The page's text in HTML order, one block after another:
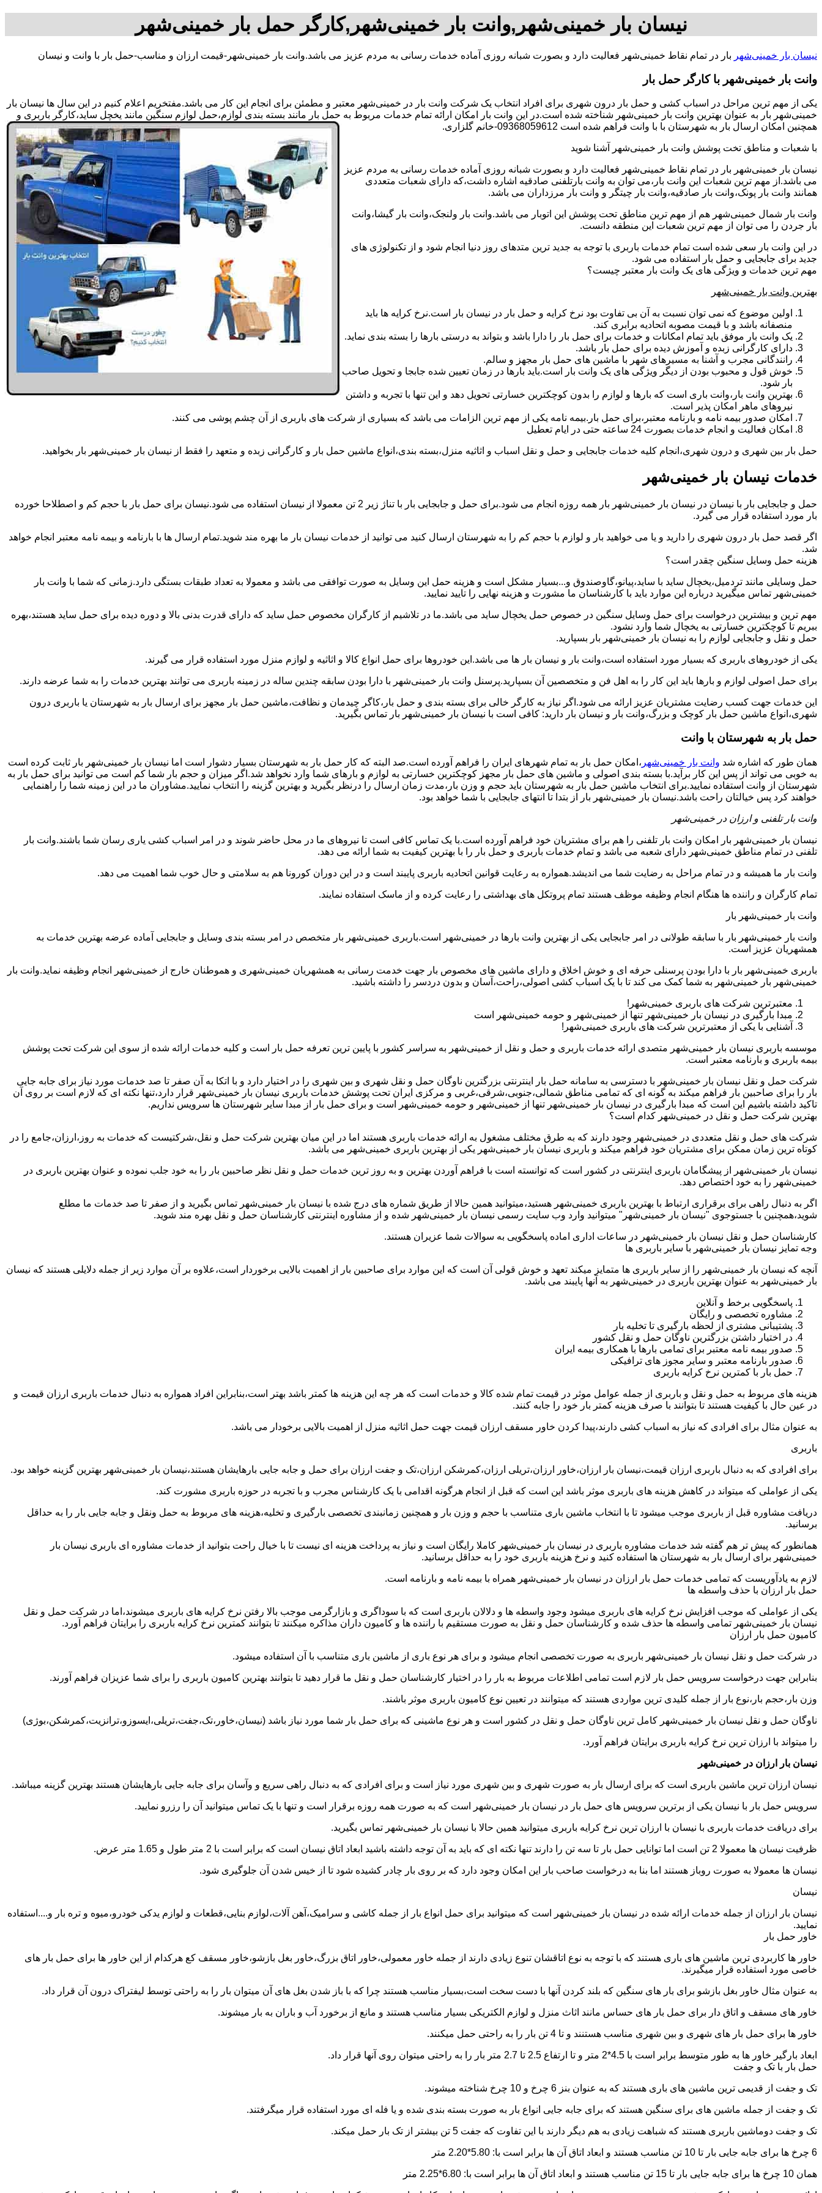
نیسان بار خمینی‌شهر,وانت بار خمینی‌شهر,کارگر حمل بار خمینی‌شهر
نیسان بار خمینی‌شهر بار در تمام نقاط خمینی‌شهر فعالیت دارد و بصورت شبانه روزی آماده خدمات رسانی به مردم عزیز می باشد.وانت بار خمینی‌شهر-قیمت ارزان و مناسب-حمل بار با وانت و نیسان
وانت بار خمینی‌شهر با کارگر حمل بار
یکی از مهم ترین مراحل در اسباب کشی و حمل بار درون شهری برای افراد انتخاب یک شرکت وانت بار در خمینی‌شهر معتبر و مطمئن برای انجام این کار می باشد.مفتخریم اعلام کنیم در این سال ها نیسان بار
خمینی‌شهر بار به عنوان بهترین وانت بار خمینی‌شهر شناخته شده است.در این وانت بار امکان ارائه تمام خدمات مربوط به حمل بار مانند بسته بندی لوازم،حمل لوازم سنگین مانند یخچل ساید،کارگر باربری و
همچنین امکان ارسال بار به شهرستان با با وانت فراهم شده است 09368059612-خانم گلزاری.
با شعبات و مناطق تخت پوشش وانت بار خمینی‌شهر آشنا شوید
نیسان بار خمینی‌شهر بار در تمام نقاط خمینی‌شهر فعالیت دارد و بصورت شبانه روزی آماده خدمات رسانی به مردم عزیز
می باشد.از مهم ترین شعبات این وانت بار،می توان به وانت بارتلفنی صادقیه اشاره داشت،که دارای شعبات متعددی
همانند وانت بار پونک،وانت بار صادقیه،وانت بار چیتگر و وانت بار مرزداران می باشد.
وانت بار شمال خمینی‌شهر هم از مهم ترین مناطق تحت پوشش این اتوبار می باشد.وانت بار ولنجک،وانت بار گیشا،وانت
بار جردن را می توان از مهم ترین شعبات این منطقه دانست.
در این وانت بار سعی شده است تمام خدمات باربری با توجه به جدید ترین متدهای روز دنیا انجام شود و از تکنولوژی های
جدید برای جابجایی و حمل بار استفاده می شود.
مهم ترین خدمات و ویژگی های یک وانت بار معتبر چیست؟
بهترین وانت بار خمینی‌شهر
اولین موضوع که نمی توان نسبت به آن بی تفاوت بود نرخ کرایه و حمل بار در نیسان بار است.نرخ کرایه ها باید
منصفانه باشد و با قیمت مصوبه اتحادیه برابری کند.
یک وانت بار موفق باید تمام امکانات و خدمات برای حمل بار را دارا باشد و بتواند به درستی بارها را بسته بندی نماید.
دارای کارگرانی زبده و آموزش دیده برای حمل بار باشد.
رانندگانی مجرب و آشنا به مسیرهای شهر با ماشین های حمل بار مجهز و سالم.
خوش قول و محبوب بودن از دیگر ویژگی های یک وانت بار است.باید بارها در زمان تعیین شده جابجا و تحویل صاحب
بار شود.
بهترین وانت بار،وانت باری است که بارها و لوازم را بدون کوچکترین خسارتی تحویل دهد و این تنها با تجربه و داشتن
نیروهای ماهر امکان پذیر است.
امکان صدور بیمه نامه و بارنامه معتبر،برای حمل بار.بیمه نامه یکی از مهم ترین الزامات می باشد که بسیاری از شرکت های باربری از آن چشم پوشی می کنند.
امکان فعالیت و انجام خدمات بصورت 24 ساعته حتی در ایام تعطیل
حمل بار بین شهری و درون شهری،انجام کلیه خدمات جابجایی و حمل و نقل اسباب و اثاثیه منزل،بسته بندی،انواع ماشین حمل بار و کارگرانی زبده و متعهد را فقط از نیسان بار خمینی‌شهر بار بخواهید.
خدمات نیسان بار خمینی‌شهر
حمل و جابجایی بار با نیسان در نیسان بار خمینی‌شهر بار همه روزه انجام می شود.برای حمل و جابجایی بار با تناژ زیر 2 تن معمولا از نیسان استفاده می شود.نیسان برای حمل بار با حجم کم و اصطلاحا خورده
بار مورد استفاده قرار می گیرد.
اگر قصد حمل بار درون شهری را دارید و یا می خواهید بار و لوازم با حجم کم را به شهرستان ارسال کنید می توانید از خدمات نیسان بار ما بهره مند شوید.تمام ارسال ها با بارنامه و بیمه نامه معتبر انجام خواهد
شد.
هزینه حمل وسایل سنگین چقدر است؟
حمل وسایلی مانند تردمیل،یخچال ساید با ساید،پیانو،گاوصندوق و...بسیار مشکل است و هزینه حمل این وسایل به صورت توافقی می باشد و معمولا به تعداد طبقات بستگی دارد.زمانی که شما با وانت بار
خمینی‌شهر تماس میگیرید درباره این موارد باید با کارشناسان ما مشورت و هزینه نهایی را تایید نمایید.
مهم ترین و بیشترین درخواست برای حمل وسایل سنگین در خصوص حمل یخچال ساید می باشد.ما در تلاشیم از کارگران مخصوص حمل ساید که دارای قدرت بدنی بالا و دوره دیده برای حمل ساید هستند،بهره
ببریم تا کوچکترین خسارتی به یخچال شما وارد نشود.
حمل و نقل و جابجایی لوازم را به نیسان بار خمینی‌شهر بار بسپارید.
یکی از خودروهای باربری که بسیار مورد استفاده است،وانت بار و نیسان بار ها می باشد.این خودروها برای حمل انواع کالا و اثاثیه و لوازم منزل مورد استفاده قرار می گیرند.
برای حمل اصولی لوازم و بارها باید این کار را به اهل فن و متخصصین آن بسپارید.پرسنل وانت بار خمینی‌شهر با دارا بودن سابقه چندین ساله در زمینه باربری می توانند بهترین خدمات را به شما عرضه دارند.
این خدمات جهت کسب رضایت مشتریان عزیز ارائه می شود.اگر نیاز به کارگر خالی برای بسته بندی و حمل بار،کاگر چیدمان و نظافت،ماشین حمل بار مجهز برای ارسال بار به شهرستان یا باربری درون
شهری،انواع ماشین حمل بار کوچک و بزرگ،وانت بار و نیسان بار دارید: کافی است با نیسان بار خمینی‌شهر بار تماس بگیرید.
حمل بار به شهرستان با وانت
همان طور که اشاره شد وانت بار خمینی‌شهر ،امکان حمل بار به تمام شهرهای ایران را فراهم آورده است.صد البته که کار حمل بار به شهرستان بسیار دشوار است اما نیسان بار خمینی‌شهر بار ثابت کرده است
به خوبی می تواند از پس این کار برآید.با بسته بندی اصولی و ماشین های حمل بار مجهز کوچکترین خسارتی به لوازم و بارهای شما وارد نخواهد شد.اگر میزان و حجم بار شما کم است می توانید برای حمل بار به
شهرستان از وانت استفاده نمایید.برای انتخاب ماشین حمل بار به شهرستان باید حجم و وزن بار،مدت زمان ارسال را درنظر بگیرید و بهترین گزینه را انتخاب نمایید.مشاوران ما در این زمینه شما را راهنمایی
خواهند کرد پس خیالتان راحت باشد.نیسان بار خمینی‌شهر بار از بتدا تا انتهای جابجایی با شما خواهد بود.
وانت بار تلفنی و ارزان در خمینی‌شهر
نیسان بار خمینی‌شهر بار امکان وانت بار تلفنی را هم برای مشتریان خود فراهم آورده است.با یک تماس کافی است تا نیروهای ما در محل حاضر شوند و در امر اسباب کشی یاری رسان شما باشند.وانت بار
تلفنی در تمام مناطق خمینی‌شهر دارای شعبه می باشد و تمام خدمات باربری و حمل بار را با بهترین کیفیت به شما ارائه می دهد.
وانت بار ما همیشه و در تمام مراحل به رضایت شما می اندیشد.همواره به رعایت قوانین اتحادیه باربری پایبند است و در این دوران کورونا هم به سلامتی و حال خوب شما اهمیت می دهد.
تمام کارگران و راننده ها هنگام انجام وظیفه موظف هستند تمام پروتکل های بهداشتی را رعایت کرده و از ماسک استفاده نمایند.
وانت بار خمینی‌شهر بار
وانت بار خمینی‌شهر بار با سابقه طولانی در امر جابجایی یکی از بهترین وانت بارها در خمینی‌شهر است.باربری خمینی‌شهر بار متخصص در امر بسته بندی وسایل و جابجایی آماده عرضه بهترین خدمات به
همشهریان عزیز است.
باربری خمینی‌شهر بار با دارا بودن پرسنلی حرفه ای و خوش اخلاق و دارای ماشین های مخصوص بار جهت خدمت رسانی به همشهریان خمینی‌شهری و هموطنان خارج از خمینی‌شهر انجام وظیفه نماید.وانت بار
خمینی‌شهر بار خمینی‌شهر به شما کمک می کند تا با یک اسباب کشی اصولی،راحت،آسان و بدون دردسر را داشته باشید.
معتبرترین شرکت های باربری خمینی‌شهر!
مبدا بارگیری در نیسان بار خمینی‌شهر تنها از خمینی‌شهر و حومه خمینی‌شهر است
آشنایی با یکی از معتبرترین شرکت های باربری خمینی‌شهر!
موسسه باربری نیسان بار خمینی‌شهر متصدی ارائه خدمات باربری و حمل و نقل از خمینی‌شهر به سراسر کشور با پایین ترین تعرفه حمل بار است و کلیه خدمات ارائه شده از سوی این شرکت تحت پوشش
بیمه باربری و بارنامه معتبر است.
شرکت حمل و نقل نیسان بار خمینی‌شهر با دسترسی به سامانه حمل بار اینترنتی بزرگترین ناوگان حمل و نقل شهری و بین شهری را در اختیار دارد و با اتکا به آن صفر تا صد خدمات مورد نیاز برای جابه جایی
بار را برای صاحبین بار فراهم میکند به گونه ای که تمامی مناطق شمالی،جنوبی،شرقی،غربی و مرکزی ایران تحت پوشش خدمات باربری نیسان بار خمینی‌شهر قرار دارد،تنها نکته ای که لازم است بر روی آن
تاکید داشته باشیم این است که مبدا بارگیری در نیسان بار خمینی‌شهر تنها از خمینی‌شهر و حومه خمینی‌شهر است و برای حمل بار از مبدا سایر شهرستان ها سرویس نداریم.
بهترین شرکت حمل و نقل در خمینی‌شهر کدام است؟
شرکت های حمل و نقل متعددی در خمینی‌شهر وجود دارند که به طرق مختلف مشغول به ارائه خدمات باربری هستند اما در این میان بهترین شرکت حمل و نقل،شرکتیست که خدمات به روز،ارزان،جامع را در
کوتاه ترین زمان ممکن برای مشتریان خود فراهم میکند و باربری نیسان بار خمینی‌شهر یکی از بهترین باربری خمینی‌شهر می باشد.
نیسان بار خمینی‌شهر از پیشگامان باربری اینترنتی در کشور است که توانسته است با فراهم آوردن بهترین و به روز ترین خدمات حمل و نقل نظر صاحبین بار را به خود جلب نموده و عنوان بهترین باربری در
خمینی‌شهر را به خود اختصاص دهد.
اگر به دنبال راهی برای برقراری ارتباط با بهترین باربری خمینی‌شهر هستید،میتوانید همین حالا از طریق شماره های درج شده با نیسان بار خمینی‌شهر تماس بگیرید و از صفر تا صد خدمات ما مطلع
شوید،همچنین با جستوجوی "نیسان بار خمینی‌شهر" میتوانید وارد وب سایت رسمی نیسان بار خمینی‌شهر شده و از مشاوره اینترنتی کارشناسان حمل و نقل بهره مند شوید.
کارشناسان حمل و نقل نیسان بار خمینی‌شهر در ساعات اداری اماده پاسخگویی به سوالات شما عزیران هستند.
وجه تمایز نیسان بار خمینی‌شهر با سایر باربری ها
آنچه که نیسان بار خمینی‌شهر را از سایر باربری ها متمایز میکند تعهد و خوش قولی آن است که این موارد برای صاحبین بار از اهمیت بالایی برخوردار است،علاوه بر آن موارد زیر از جمله دلایلی هستند که نیسان
بار خمینی‌شهر به عنوان بهترین باربری در خمینی‌شهر به آنها پایبند می باشد.
پاسخگویی برخط و آنلاین
مشاوره تخصصی و رایگان
پشتیبانی مشتری از لحظه بارگیری تا تخلیه بار
در اختیار داشتن بزرگترین ناوگان حمل و نقل کشور
صدور بیمه نامه معتبر برای تمامی بارها با همکاری بیمه ایران
صدور بارنامه معتبر و سایر مجوز های ترافیکی
حمل بار با کمترین نرخ کرایه باربری
هزینه های مربوط به حمل و نقل و باربری از جمله عوامل موثر در قیمت تمام شده کالا و خدمات است که هر چه این هزینه ها کمتر باشد بهتر است،بنابراین افراد همواره به دنبال خدمات باربری ارزان قیمت و
در عین حال با کیفیت هستند تا بتوانند با صرف هزینه کمتر بار خود را جابه کنند.
به عنوان مثال برای افرادی که نیاز به اسباب کشی دارند،پیدا کردن خاور مسقف ارزان قیمت جهت حمل اثاثیه منزل از اهمیت بالایی برخودار می باشد.
باربری
برای افرادی که به دنبال باربری ارزان قیمت،نیسان بار ارزان،خاور ارزان،تریلی ارزان،کمرشکن ارزان،تک و جفت ارزان برای حمل و جابه جایی بارهایشان هستند،نیسان بار خمینی‌شهر بهترین گزینه خواهد بود.
یکی از عواملی که میتواند در کاهش هزینه های باربری موثر باشد این است که قبل از انجام هرگونه اقدامی با یک کارشناس مجرب و با تجربه در حوزه باربری مشورت کند.
دریافت مشاوره قبل از باربری موجب میشود تا با انتخاب ماشین باری متناسب با حجم و وزن بار و همچنین زمانبندی تخصصی بارگیری و تخلیه،هزینه های مربوط به حمل ونقل و جابه جایی بار را به حداقل
برسانید.
همانطور که پیش تر هم گفته شد خدمات مشاوره باربری در نیسان بار خمینی‌شهر کاملا رایگان است و نیاز به پرداخت هزینه ای نیست تا با خیال راحت بتوانید از خدمات مشاوره ای باربری نیسان بار
خمینی‌شهر برای ارسال بار به شهرستان ها استفاده کنید و نرخ هزینه باربری خود را به حداقل برسانید.
لازم به یادآوریست که تمامی خدمات حمل بار ارزان در نیسان بار خمینی‌شهر همراه با بیمه نامه و بارنامه است.
حمل بار ارزان با حذف واسطه ها
یکی از عواملی که موجب افزایش نرخ کرایه های باربری میشود وجود واسطه ها و دلالان باربری است که با سوداگری و بازارگرمی موجب بالا رفتن نرخ کرایه های باربری میشوند،اما در شرکت حمل و نقل
نیسان بار خمینی‌شهر تمامی واسطه ها حذف شده و کارشناسان حمل و نقل به صورت مستقیم با راننده ها و کامیون داران مذاکره میکنند تا بتوانند کمترین نرخ کرایه باربری را برایتان فراهم آورد.
کامیون حمل بار ارزان
در شرکت حمل و نقل نیسان بار خمینی‌شهر باربری به صورت تخصصی انجام میشود و برای هر نوع باری از ماشین باری متناسب با آن استفاده میشود.
بنابراین جهت درخواست سرویس حمل بار لازم است تمامی اطلاعات مربوط به بار را در اختیار کارشناسان حمل و نقل ما قرار دهید تا بتوانند بهترین کامیون باربری را برای شما عزیزان فراهم آورند.
وزن بار،حجم بار،نوع بار از جمله کلیدی ترین مواردی هستند که میتوانند در تعیین نوع کامیون باربری موثر باشند.
ناوگان حمل و نقل نیسان بار خمینی‌شهر کامل ترین ناوگان حمل و نقل در کشور است و هر نوع ماشینی که برای حمل بار شما مورد نیاز باشد (نیسان،خاور،تک،جفت،تریلی،ایسوزو،ترانزیت،کمرشکن،بوژی)
را میتواند با ارزان ترین نرخ کرایه باربری برایتان فراهم آورد.
نیسان بار ارزان در خمینی‌شهر
نیسان ارزان ترین ماشین باربری است که برای ارسال بار به صورت شهری و بین شهری مورد نیاز است و برای افرادی که به دنبال راهی سریع و وآسان برای جابه جایی بارهایشان هستند بهترین گزینه میباشد.
سرویس حمل بار با نیسان یکی از برترین سرویس های حمل بار در نیسان بار خمینی‌شهر است که به صورت همه روزه برقرار است و تنها با یک تماس میتوانید آن را رزرو نمایید.
برای دریافت خدمات باربری با نیسان با ارزان ترین نرخ کرایه باربری میتوانید همین حالا با نیسان بار خمینی‌شهر تماس بگیرید.
ظرفیت نیسان ها معمولا 2 تن است اما توانایی حمل بار تا سه تن را دارند تنها نکته ای که باید به آن توجه داشته باشید ابعاد اتاق نیسان است که برابر است با 2 متر طول و 1.65 متر عرض.
نیسان ها معمولا به صورت روباز هستند اما بنا به درخواست صاحب بار این امکان وجود دارد که بر روی بار چادر کشیده شود تا از خیس شدن آن جلوگیری شود.
نیسان
نیسان بار ارزان از جمله خدمات ارائه شده در نیسان بار خمینی‌شهر است که میتوانید برای حمل انواع بار از جمله کاشی و سرامیک،آهن آلات،لوازم بنایی،قطعات و لوازم یدکی خودرو،میوه و تره بار و....استفاده
نمایید.
خاور حمل بار
خاور ها کاربردی ترین ماشین های باری هستند که با توجه به نوع اتاقشان تنوع زیادی دارند از جمله خاور معمولی،خاور اتاق بزرگ،خاور بغل بازشو،خاور مسقف کع هرکدام از این خاور ها برای حمل بار های
خاصی مورد استفاده قرار میگیرند.
به عنوان مثال خاور بغل بازشو برای بار های سنگین که بلند کردن آنها با دست سخت است،بسیار مناسب هستند چرا که با باز شدن بغل های آن میتوان بار را به راحتی توسط لیفتراک درون آن قرار داد.
خاور های مسقف و اتاق دار برای حمل بار های حساس مانند اثاث منزل و لوازم الکتریکی بسیار مناسب هستند و مانع از برخورد آب و باران به بار میشوند.
خاور ها برای حمل بار های شهری و بین شهری مناسب هستنند و تا 4 تن بار را به راحتی حمل میکنند.
ابعاد بارگیر خاور ها به طور متوسط برابر است با 4.5*2 متر و تا ارتفاع 2.5 تا 2.7 متر بار را به راحتی میتوان روی آنها قرار داد.
حمل بار با تک و جفت
تک و جفت از قدیمی ترین ماشین های باری هستند که به عنوان بنز 6 چرخ و 10 چرخ شناخته میشوند.
تک و جفت از جمله ماشین های برای سنگین هستند که برای جابه جایی انواع بار به صورت بسته بندی شده و یا فله ای مورد استفاده قرار میگرفتند.
تک و جفت دوماشین باربری هستند که شباهت زیادی به هم دیگر دارند با این تفاوت که جفت 5 تن بیشتر از تک بار حمل میکند.
6 چرخ ها برای جابه جایی بار تا 10 تن مناسب هستند و ابعاد اتاق آن ها برابر است با: 5.80*2.20 متر
همان 10 چرخ ها برای جابه جایی بار تا 15 تن مناسب هستند و ابعاد اتاق آن ها برابر است با: 6.80*2.25 متر